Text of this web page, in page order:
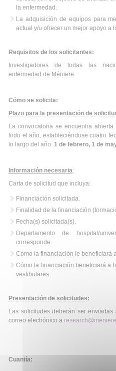
la enfermedad.
La adquisición de equipos para
actual y/u ofrecer un mejor apoyo a
Requisitos de los solicitantes:
Investigadores de todas las
enfermedad de Méniere.
Cómo se solicita:
Plazo para la presentación de
La convocatoria se encuentra
todo el año, estableciéndose cuatro
lo largo del año: 1 de febrero, 1 de
Información necesaria:
Carta de solicitud que incluya:
Financiación solicitada.
Finalidad de la financiación
Fecha(s) solicitada(s).
Departamento de hospital/
corresponde.
Cómo la financiación le beneficiará
Cómo la financiación beneficiará a
vestibulares.
Presentación de solicitudes:
Las solicitudes deberán ser
correo electrónico a
Cuantía: